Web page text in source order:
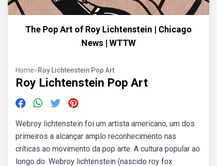
The Pop Art of Roy Lichtenstein | Chicago
News | WTTW
Home>Roy Lichtenstein Pop Art
Roy Lichtenstein Pop Art
Webroy lichtenstein foi um artista americano, um dos
primeiros a alcançar amplo reconhecimento nas
críticas ao movimento da pop arte. A cultura popular ao
longo do. Webroy lichtenstein (nascido roy fox